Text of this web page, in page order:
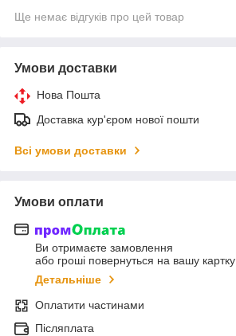
Ще немає відгуків про цей товар
Умови доставки
Нова Пошта
Доставка кур'єром нової пошти
Всі умови доставки
Умови оплати
Ви отримаєте замовлення
або гроші повернуться на вашу картку
Детальніше
Оплатити частинами
Післяплата